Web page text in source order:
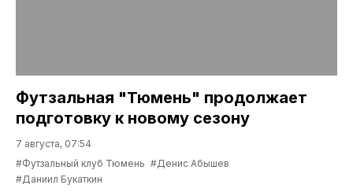
Футзальная "Тюмень" продолжает
подготовку к новому сезону
7 августа, 07:54
#Футзальный клуб Тюмень #Денис Абышев
#Даниил Букаткин